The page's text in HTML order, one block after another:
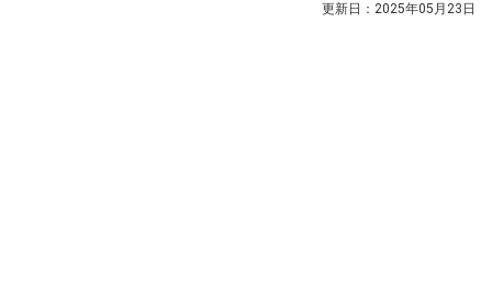
更新日： 2025年05月23日